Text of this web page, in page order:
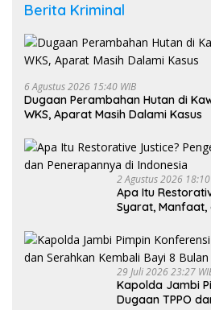
Berita Kriminal
6 Agustus 2026 15:40 WIB
Dugaan Perambahan Hutan di
WKS, Aparat Masih Dalami Kasus
2 Agustus 2026 18:10
Apa Itu
Syarat, Manfaat,
29 Juli 2026 23:27
Kapolda Jambi
Dugaan TPPO